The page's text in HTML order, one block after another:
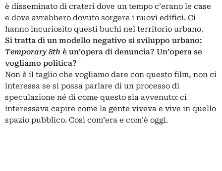
è disseminato di crateri dove un tempo c’erano le case
e dove avrebbero dovuto sorgere i nuovi edifici. Ci
hanno incuriosito questi buchi nel territorio urbano.
Si tratta di un modello negativo si sviluppo urbano:
Temporary 8th è un’opera di denuncia? Un’opera se
vogliamo politica?
Non è il taglio che vogliamo dare con questo film, non ci
interessa se si possa parlare di un processo di
speculazione né di come questo sia avvenuto: ci
interessava capire come la gente viveva e vive in quello
spazio pubblico. Così com’era e com’è oggi.